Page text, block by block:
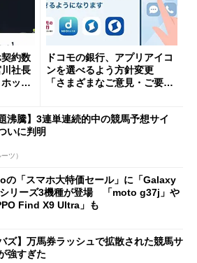
約数
社長
ッピ
ドコモの銀行、アプリアイコ
ンを選べるよう方針変更
「さまざまなご意見・ご要望
題沸騰】3連単連続的中の競馬予想サイ
いに判明
ツ）
の「スマホ大特価セール」に「Galaxy
リーズ3機種が登場 「moto g37j」や
Find X9 Ultra」も
バズ】万馬券ラッシュで拡散された競馬サ
強すぎた